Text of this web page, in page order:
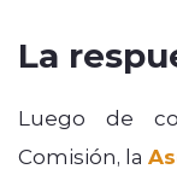
La
Luego de
Comisión, la